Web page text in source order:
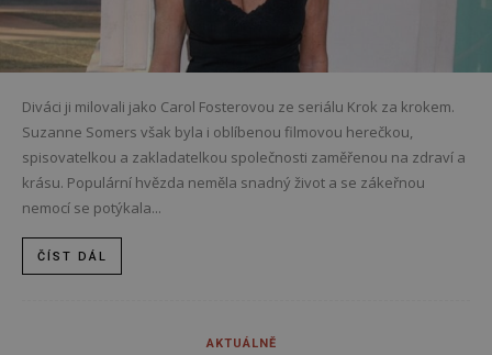
Diváci ji milovali jako Carol Fosterovou ze seriálu Krok za krokem.
Suzanne Somers však byla i oblíbenou filmovou herečkou,
spisovatelkou a zakladatelkou společnosti zaměřenou na zdraví a
krásu. Populární hvězda neměla snadný život a se zákeřnou
nemocí se potýkala...
ČÍST DÁL
AKTUÁLNĚ